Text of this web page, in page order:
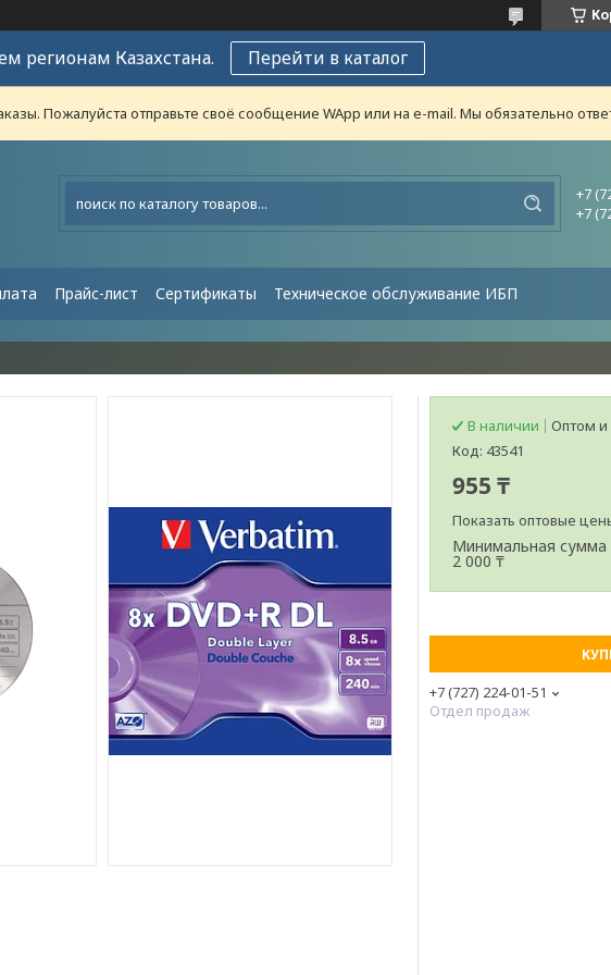
регионам Казахстана. Перейти в каталог
Пожалуйста отправьте своё сообщение WApp или на e-mail. Мы обязательно
+7
+7
Прайс-лист Сертификаты Техническое обслуживание ИБП
В наличии
Оптом и
Код: 43541
955 ₸
Показать оптовые
Минимальная сумма
2 000 ₸
+7 (727) 224-01-51
Отдел продаж